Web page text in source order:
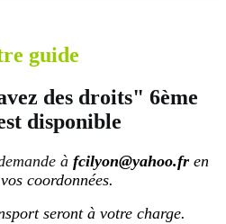
guide
des droits" 6ème
disponible
à fcilyon@yahoo.fr en
coordonnées.
seront à votre charge.